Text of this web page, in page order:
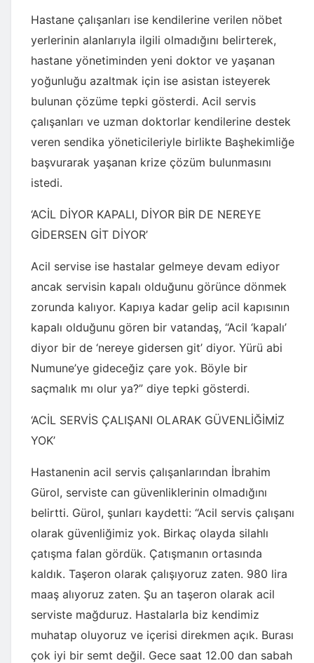
Hastane çalışanları ise kendilerine verilen nöbet
yerlerinin alanlarıyla ilgili olmadığını belirterek,
hastane yönetiminden yeni doktor ve yaşanan
yoğunluğu azaltmak için ise asistan isteyerek
bulunan çözüme tepki gösterdi. Acil servis
çalışanları ve uzman doktorlar kendilerine destek
veren sendika yöneticileriyle birlikte Başhekimliğe
başvurarak yaşanan krize çözüm bulunmasını
istedi.
‘ACİL DİYOR KAPALI, DİYOR BİR DE NEREYE
GİDERSEN GİT DİYOR’
Acil servise ise hastalar gelmeye devam ediyor
ancak servisin kapalı olduğunu görünce dönmek
zorunda kalıyor. Kapıya kadar gelip acil kapısının
kapalı olduğunu gören bir vatandaş, “Acil ‘kapalı’
diyor bir de ‘nereye gidersen git’ diyor. Yürü abi
Numune’ye gideceğiz çare yok. Böyle bir
saçmalık mı olur ya?” diye tepki gösterdi.
‘ACİL SERVİS ÇALIŞANI OLARAK GÜVENLİĞİMİZ
YOK’
Hastanenin acil servis çalışanlarından İbrahim
Gürol, serviste can güvenliklerinin olmadığını
belirtti. Gürol, şunları kaydetti: “Acil servis çalışanı
olarak güvenliğimiz yok. Birkaç olayda silahlı
çatışma falan gördük. Çatışmanın ortasında
kaldık. Taşeron olarak çalışıyoruz zaten. 980 lira
maaş alıyoruz zaten. Şu an taşeron olarak acil
serviste mağduruz. Hastalarla biz kendimiz
muhatap oluyoruz ve içerisi direkmen açık. Burası
çok iyi bir semt değil. Gece saat 12.00 dan sabah